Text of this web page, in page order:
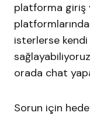
platforma giriş
isterlerse kendi
orada chat
Sorun için